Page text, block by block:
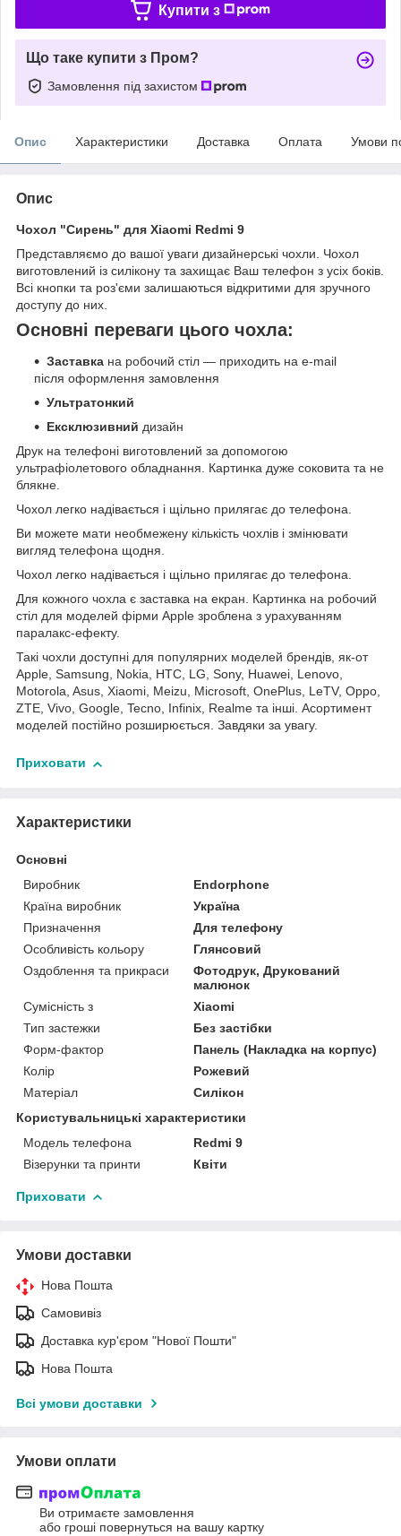
Купити з
Що таке купити з Пром?
Замовлення під захистом
Опис Характеристики Доставка Оплата Умови
Опис
Чохол "Сирень" для Xiaomi Redmi 9
Представляємо до вашої уваги дизайнерські чохли. Чохол
виготовлений із силікону та захищає Ваш телефон з усіх боків.
Всі кнопки та роз'єми залишаються відкритими для зручного
доступу до них.
Основні переваги цього чохла:
Заставка на робочий стіл — приходить на e-mail
після оформлення замовлення
Ультратонкий
Ексклюзивний дизайн
Друк на телефоні виготовлений за допомогою
ультрафіолетового обладнання. Картинка дуже соковита та не
блякне.
Чохол легко надівається і щільно прилягає до телефона.
Ви можете мати необмежену кількість чохлів і змінювати
вигляд телефона щодня.
Чохол легко надівається і щільно прилягає до телефона.
Для кожного чохла є заставка на екран. Картинка на робочий
стіл для моделей фірми Apple зроблена з урахуванням
паралакс-ефекту.
Такі чохли доступні для популярних моделей брендів, як-от
Apple, Samsung, Nokia, HTC, LG, Sony, Huawei, Lenovo,
Motorola, Asus, Xiaomi, Meizu, Microsoft, OnePlus, LeTV, Oppo,
ZTE, Vivo, Google, Tecno, Infinix, Realme та інші. Асортимент
моделей постійно розширюється. Завдяки за увагу.
Приховати
Характеристики
Основні
Виробник
Endorphone
Країна виробник
Україна
Призначення
Для телефону
Особливість кольору
Глянсовий
Оздоблення та прикраси
Фотодрук, Друкований
малюнок
Сумісність з
Xiaomi
Тип застежки
Без застібки
Форм-фактор
Панель (Накладка на корпус)
Колір
Рожевий
Матеріал
Силікон
Користувальницькі характеристики
Модель телефона
Redmi 9
Візерунки та принти
Квіти
Приховати
Умови доставки
Нова Пошта
Самовивіз
Доставка кур'єром "Нової Пошти"
Нова Пошта
Всі умови доставки
Умови оплати
Ви отримаєте замовлення
або гроші повернуться на вашу картку